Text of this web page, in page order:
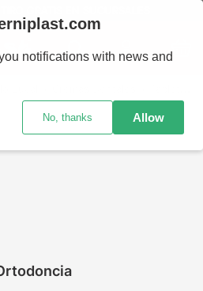
notifications with news and
No, thanks Allow